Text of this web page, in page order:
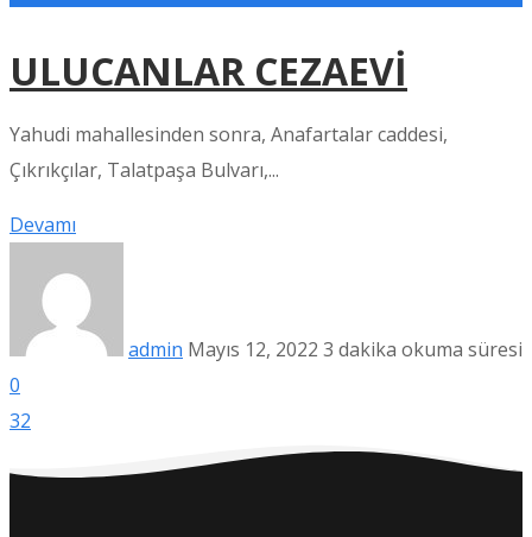
ULUCANLAR CEZAEVİ
Yahudi mahallesinden sonra, Anafartalar caddesi,
Çıkrıkçılar, Talatpaşa Bulvarı,...
Devamı
admin Mayıs 12, 2022 3 dakika okuma süresi
0
32